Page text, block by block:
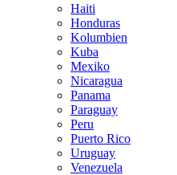
Haiti
Honduras
Kolumbien
Kuba
Mexiko
Nicaragua
Panama
Paraguay
Peru
Puerto Rico
Uruguay
Venezuela